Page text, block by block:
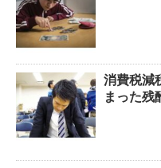
消費税
まった残